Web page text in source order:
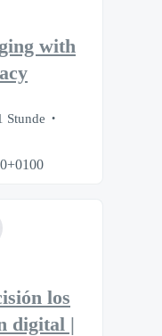
with
Stunde
los
digital |